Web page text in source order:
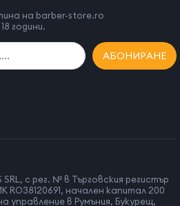
на barber-store.ro
години.
АБОНИРАНЕ
SRL, с рег. № в Търговския регистър
RO38120691, начален капитал 200
управление в Румъния, Букурещ,